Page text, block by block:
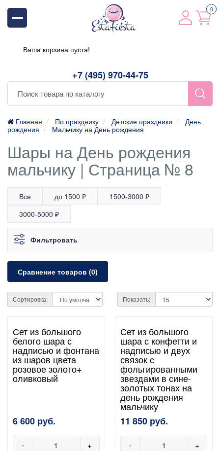
+7 (495) 970-44-75
0
Ваша корзина пуста!
Главная По празднику Детские праздники
День
рождения
Мальчику на День рождения
Шары на День рождения
мальчику | Страница № 8
Все до 1500 ₽
1500-3000 ₽
3000-5000 ₽
Фильтровать
Сравнение товаров (0)
Сортировка: Показать:
Сет из большого
белого шара с
надписью и фонтана
из шаров цвета
розовое золото+
оливковый
6 600 руб.
- +
Сет из большого
шара с конфетти и
надписью и двух
связок с
фольгированными
звездами в сине-
золотых тонах на
день рождения
мальчику
11 850 руб.
- +